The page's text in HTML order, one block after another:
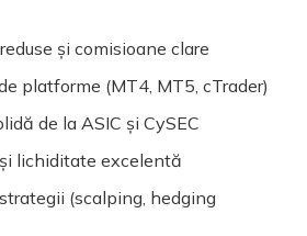
și comisioane clare
platforme (MT4, MT5, cTrader)
de la ASIC și CySEC
lichiditate excelentă
(scalping, hedging